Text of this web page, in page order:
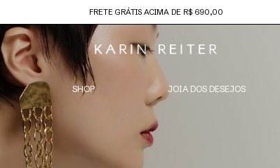
FRETE GRÁTIS ACIMA DE R$ 690,00
SHOP JOIA DOS DESEJOS